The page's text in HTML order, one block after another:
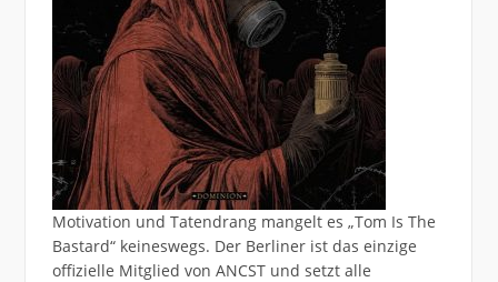
Motivation und Tatendrang mangelt es „Tom Is The
Bastard“ keineswegs. Der Berliner ist das einzige
offizielle Mitglied von ANCST und setzt alle